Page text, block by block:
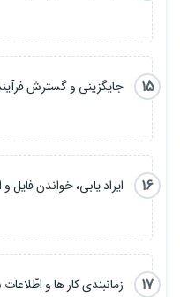
15
جایگزینی و گسترش
16
ایراد یابی، خواندن فایل
17
زمانبندی کار ها و